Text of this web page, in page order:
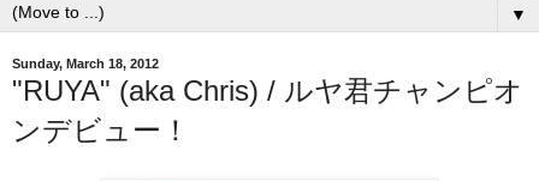
▼
Sunday, March 18, 2012
"RUYA" (aka Chris) / ルヤ君チャンピオ
ンデビュー！